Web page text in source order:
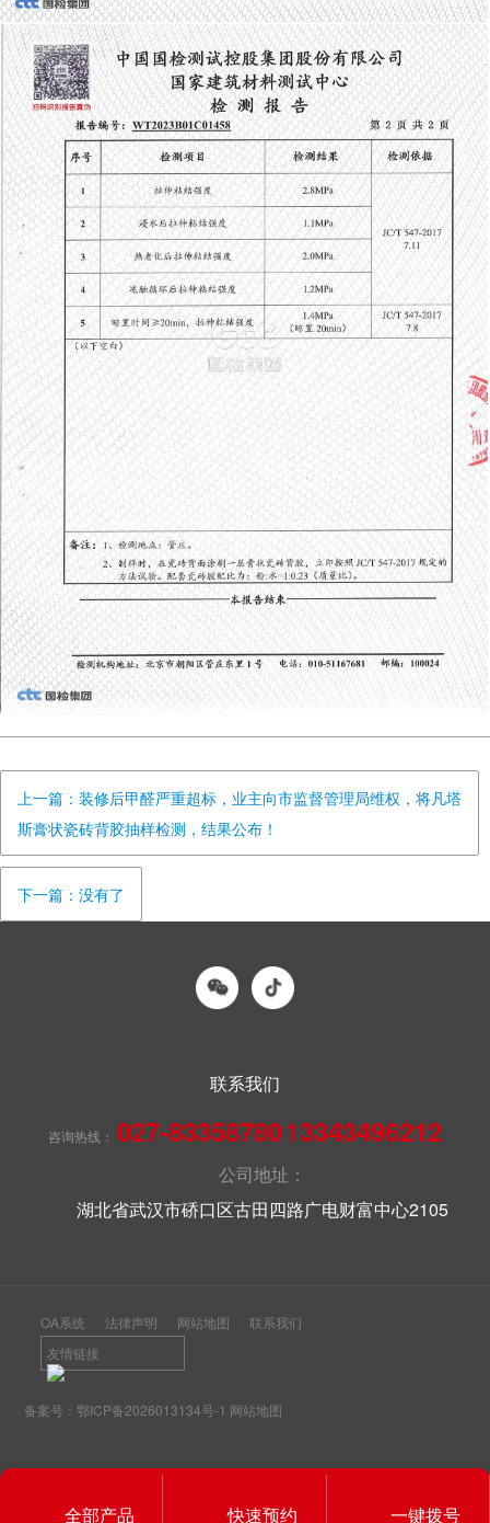
上一篇：装修后甲醛严重超标，业主向市监督管理局维权，将凡塔
斯膏状瓷砖背胶抽样检测，结果公布！
下一篇：没有了
联系我们
咨询热线： 027-8335878013343496212
公司地址：
湖北省武汉市硚口区古田四路广电财富中心2105
OA系统 法律声明 网站地图
联系我们
友情链接
备案号： 鄂ICP备2026013134号-1 网站地图
全部产品 快速预约 一键拨号